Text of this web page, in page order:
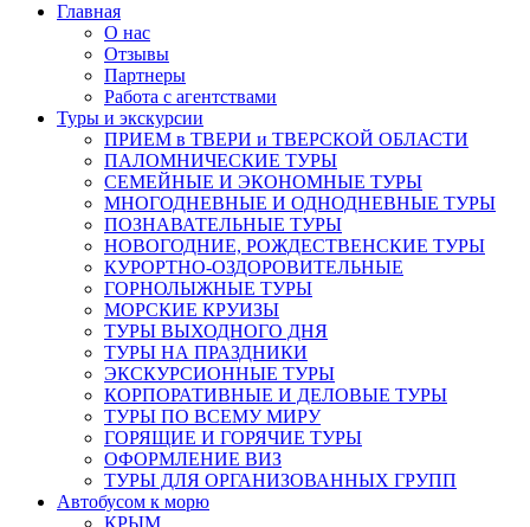
Главная
О нас
Отзывы
Партнеры
Работа с агентствами
Туры и экскурсии
ПРИЕМ в ТВЕРИ и ТВЕРСКОЙ ОБЛАСТИ
ПАЛОМНИЧЕСКИЕ ТУРЫ
СЕМЕЙНЫЕ И ЭКОНОМНЫЕ ТУРЫ
МНОГОДНЕВНЫЕ И ОДНОДНЕВНЫЕ ТУРЫ
ПОЗНАВАТЕЛЬНЫЕ ТУРЫ
НОВОГОДНИЕ, РОЖДЕСТВЕНСКИЕ ТУРЫ
КУРОРТНО-ОЗДОРОВИТЕЛЬНЫЕ
ГОРНОЛЫЖНЫЕ ТУРЫ
МОРСКИЕ КРУИЗЫ
ТУРЫ ВЫХОДНОГО ДНЯ
ТУРЫ НА ПРАЗДНИКИ
ЭКСКУРСИОННЫЕ ТУРЫ
КОРПОРАТИВНЫЕ И ДЕЛОВЫЕ ТУРЫ
ТУРЫ ПО ВСЕМУ МИРУ
ГОРЯЩИЕ И ГОРЯЧИЕ ТУРЫ
ОФОРМЛЕНИЕ ВИЗ
ТУРЫ ДЛЯ ОРГАНИЗОВАННЫХ ГРУПП
Автобусом к морю